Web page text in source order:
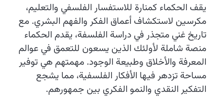
يقف الحكماء كمنارة للاستفسار الفلسفي والتعليم،
مكرسين لاستكشاف أعماق الفكر والفهم البشري. مع
تاريخ غني متجذر في دراسة الفلسفة، يقدم الحكماء
منصة شاملة لأولئك الذين يسعون للتعمق في عوالم
المعرفة والأخلاق وطبيعة الوجود. مهمتهم هي توفير
مساحة تزدهر فيها الأفكار الفلسفية، مما يشجع
التفكير النقدي والنمو الفكري بين جمهورهم.